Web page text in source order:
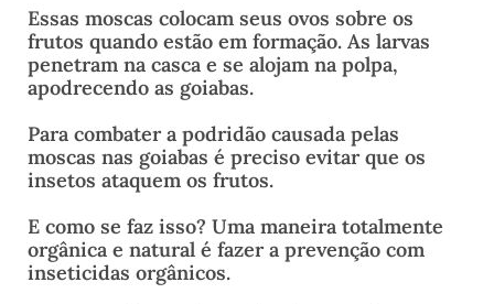
Essas moscas colocam seus ovos sobre os
frutos quando estão em formação. As larvas
penetram na casca e se alojam na polpa,
apodrecendo as goiabas.
Para combater a podridão causada pelas
moscas nas goiabas é preciso evitar que os
insetos ataquem os frutos.
E como se faz isso? Uma maneira totalmente
orgânica e natural é fazer a prevenção com
inseticidas orgânicos.